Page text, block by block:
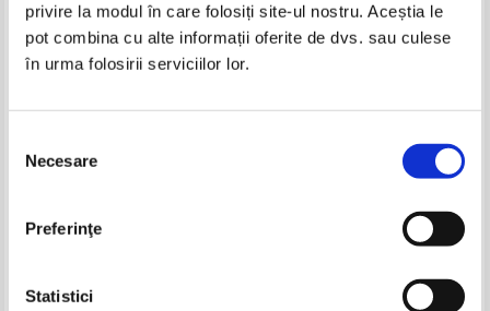
privire la modul în care folosiți site-ul nostru. Aceștia le
pot combina cu alte informații oferite de dvs. sau culese
în urma folosirii serviciilor lor.
consimțământului
Necesare
Preferinţe
Statistici
(volumul 1)
Pret:18,00Lei 11,70 Lei
Adaugă în coș
midnight
Pret:18,00Lei 11,70 Lei